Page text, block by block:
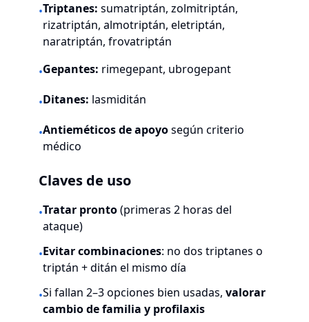
•Triptanes: sumatriptán, zolmitriptán,
rizatriptán, almotriptán, eletriptán,
naratriptán, frovatriptán
•Gepantes: rimegepant, ubrogepant
•Ditanes: lasmiditán
•Antieméticos de apoyosegún criterio
médico
Claves de uso
•Tratar pronto(primeras 2 horas del
ataque)
•Evitar combinaciones: no dos triptanes o
triptán + ditán el mismo día
•Si fallan 2–3 opciones bien usadas, valorar
cambio de familia y profilaxis